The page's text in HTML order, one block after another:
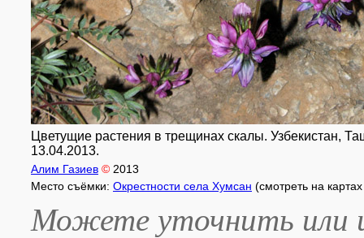
Цветущие растения в трещинах скалы. Узбекистан,
13.04.2013.
Алим Газиев © 2013
Место съёмки: Окрестности села Хумсан (смотреть на
Можете уточнить или